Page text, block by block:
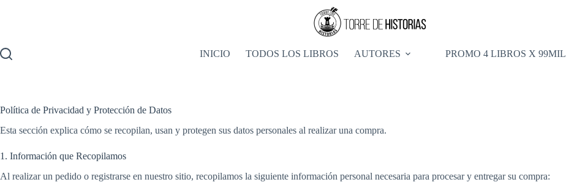
INICIO TODOS LOS LIBROS AUTORES PROMO 4 LIBROS X 99MIL
Política de Privacidad y Protección de Datos
Esta sección explica cómo se recopilan, usan y protegen sus datos personales al realizar una compra.
1. Información que Recopilamos
Al realizar un pedido o registrarse en nuestro sitio, recopilamos la siguiente información personal necesaria para procesar y entregar su compra: